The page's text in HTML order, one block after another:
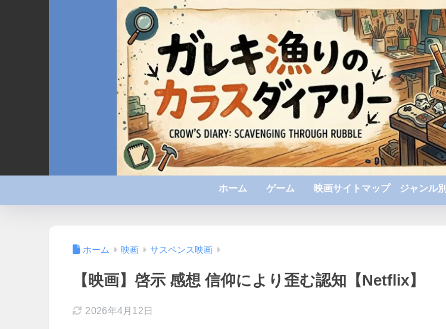
ホーム ゲーム 映画サイトマップ ジャンル別
ホーム 映画 サスペンス映画
【映画】啓示 感想 信仰により歪む認知【Netflix】
2026年4月12日